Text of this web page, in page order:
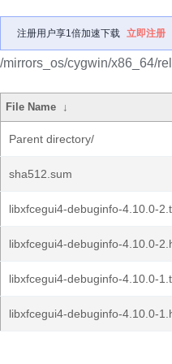
注册用户享1倍加速下载 立即注册
/mirrors_os/cygwin/x86_64/
File Name ↓
Parent directory/
sha512.sum
libxfcegui4-debuginfo-4.10.0-
libxfcegui4-debuginfo-4.10.0-
libxfcegui4-debuginfo-4.10.0-
libxfcegui4-debuginfo-4.10.0-